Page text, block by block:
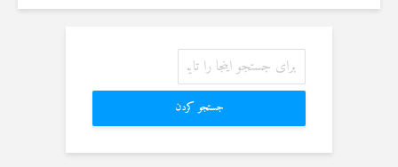
جستجو کردن